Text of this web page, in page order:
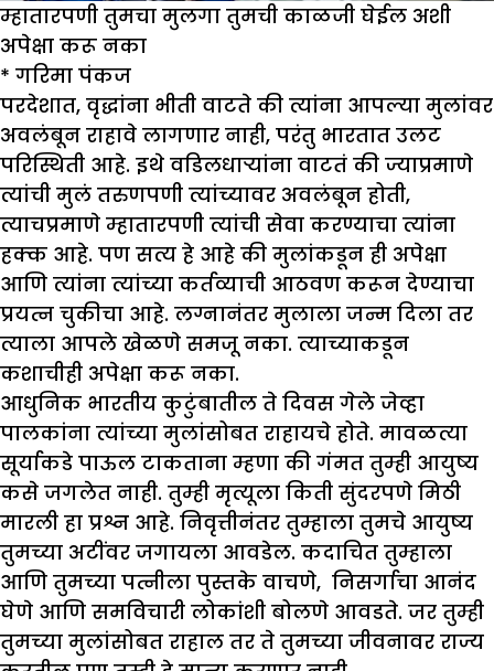
म्हातारपणी तुमचा मुलगा तुमची काळजी घेईल अशी
अपेक्षा करू नका
* गरिमा पंकज
परदेशात, वृद्धांना भीती वाटते की त्यांना आपल्या मुलांवर
अवलंबून राहावे लागणार नाही, परंतु भारतात उलट
परिस्थिती आहे. इथे वडिलधाऱ्यांना वाटतं की ज्याप्रमाणे
त्यांची मुलं तरुणपणी त्यांच्यावर अवलंबून होती,
त्याचप्रमाणे म्हातारपणी त्यांची सेवा करण्याचा त्यांना
हक्क आहे. पण सत्य हे आहे की मुलांकडून ही अपेक्षा
आणि त्यांना त्यांच्या कर्तव्याची आठवण करून देण्याचा
प्रयत्न चुकीचा आहे. लग्नानंतर मुलाला जन्म दिला तर
त्याला आपले खेळणे समजू नका. त्याच्याकडून
कशाचीही अपेक्षा करू नका.
आधुनिक भारतीय कुटुंबातील ते दिवस गेले जेव्हा
पालकांना त्यांच्या मुलांसोबत राहायचे होते. मावळत्या
सूर्याकडे पाऊल टाकताना म्हणा की गंमत तुम्ही आयुष्य
कसे जगलेत नाही. तुम्ही मृत्यूला किती सुंदरपणे मिठी
मारली हा प्रश्न आहे. निवृत्तीनंतर तुम्हाला तुमचे आयुष्य
तुमच्या अटींवर जगायला आवडेल. कदाचित तुम्हाला
आणि तुमच्या पत्नीला पुस्तके वाचणे, निसर्गाचा आनंद
घेणे आणि समविचारी लोकांशी बोलणे आवडते. जर तुम्ही
तुमच्या मुलांसोबत राहाल तर ते तुमच्या जीवनावर राज्य